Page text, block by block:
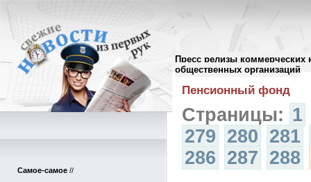
Пресс релизы коммерческих
общественных организаций
Самое-самое //
Архив пресс-релизов//
Пенсионный фонд
Страницы: 1
279 280 281
286 287 288